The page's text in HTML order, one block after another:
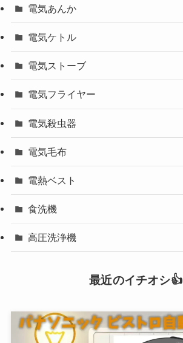
電気あんか
電気ケトル
電気ストーブ
電気フライヤー
電気殺虫器
電気毛布
電熱ベスト
食洗機
高圧洗浄機
最近のイチオシ👍